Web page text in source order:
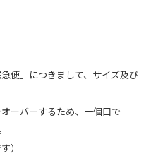
便」につきまして、サイズ及び
ーバーするため、一個口で
）